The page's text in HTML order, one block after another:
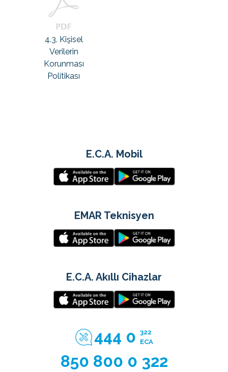
4.3. Kişisel
Verilerin
Korunması
Politikası
E.C.A. Mobil
EMAR Teknisyen
E.C.A. Akıllı Cihazlar
444 0 322
ECA
850 800 0 322